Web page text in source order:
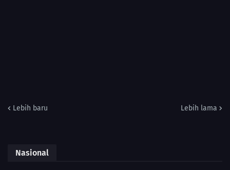
Lebih baru Lebih lama
Nasional